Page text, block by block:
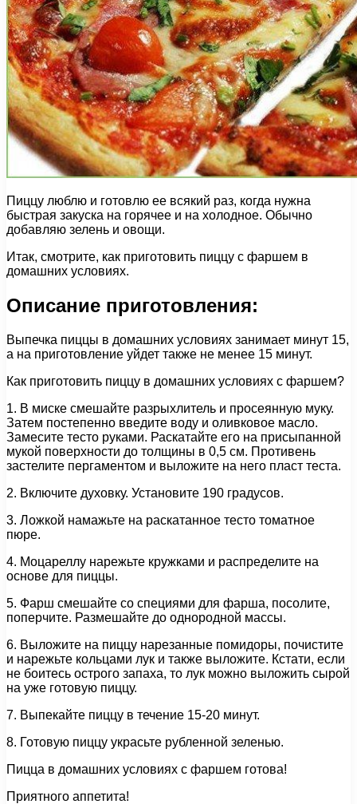
Пиццу люблю и готовлю ее всякий раз, когда нужна
быстрая закуска на горячее и на холодное. Обычно
добавляю зелень и овощи.
Итак, смотрите, как приготовить пиццу с фаршем в
домашних условиях.
Описание приготовления:
Выпечка пиццы в домашних условиях занимает минут 15,
а на приготовление уйдет также не менее 15 минут.
Как приготовить пиццу в домашних условиях с фаршем?
1. В миске смешайте разрыхлитель и просеянную муку.
Затем постепенно введите воду и оливковое масло.
Замесите тесто руками. Раскатайте его на присыпанной
мукой поверхности до толщины в 0,5 см. Противень
застелите пергаментом и выложите на него пласт теста.
2. Включите духовку. Установите 190 градусов.
3. Ложкой намажьте на раскатанное тесто томатное
пюре.
4. Моцареллу нарежьте кружками и распределите на
основе для пиццы.
5. Фарш смешайте со специями для фарша, посолите,
поперчите. Размешайте до однородной массы.
6. Выложите на пиццу нарезанные помидоры, почистите
и нарежьте кольцами лук и также выложите. Кстати, если
не боитесь острого запаха, то лук можно выложить сырой
на уже готовую пиццу.
7. Выпекайте пиццу в течение 15-20 минут.
8. Готовую пиццу украсьте рубленной зеленью.
Пицца в домашних условиях с фаршем готова!
Приятного аппетита!